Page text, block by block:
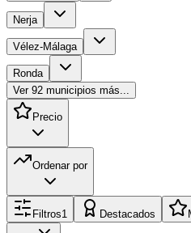
Nerja
Vélez-Málaga
Ronda
Ver 92 municipios más...
Precio
Ordenar por
Filtros1 Destacados